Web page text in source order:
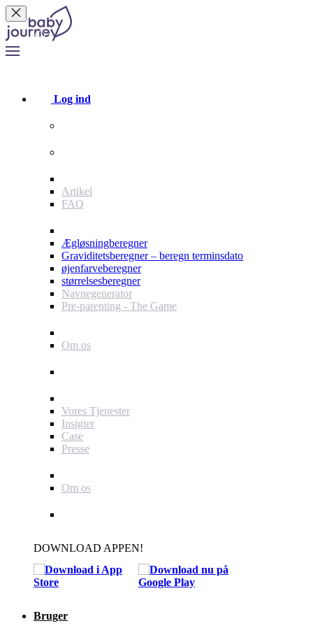
Log ind
Artikel
FAQ
Ægløsningberegner
Graviditetsberegner – beregn terminsdato
øjenfarveberegner
størrelsesberegner
Navnegenerator
Pre-parenting - The Game
Om os
Vores Tjenester
Insigter
Case
Presse
Om os
DOWNLOAD APPEN!
Bruger